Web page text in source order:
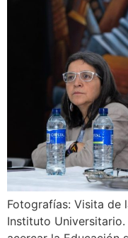
Fotografías: Visita de
Instituto